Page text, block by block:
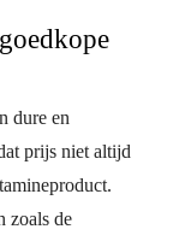
dure en
prijs niet altijd
zoals de